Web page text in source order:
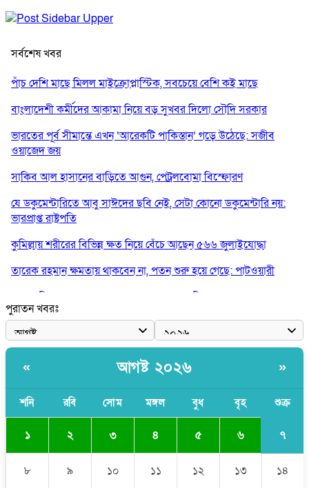
সর্বশেষ খবর
পাঁচ দেশি মাছে মিলল মাইক্রোপ্লাস্টিক, সবচেয়ে বেশি কই মাছে
বাংলাদেশী কর্মীদের আকামা নিয়ে বড় সুখবর দিলো সৌদি সরকার
ভারতের পূর্ব সীমান্তে এখন ‘আরেকটি পাকিস্তান’ গড়ে উঠেছে: সজীব
ওয়াজেদ জয়
সাকিব আল হাসানের বাড়িতে আগুন, পেট্রলবোমা বিস্ফোরণ
যে ডকুমেন্টারিতে আবু সাঈদের ছবি নেই, সেটা কোনো ডকুমেন্টারি নয়:
ভারপ্রাপ্ত রাষ্ট্রপতি
কুমিল্লায় শরীরের বিভিন্ন ক্ষত নিয়ে বেঁচে আছেন ৫৬৬ জুলাইযোদ্ধা
তারেক রহমান ক্ষমতায় থাকবেন না, পতন শুরু হয়ে গেছে: পাটওয়ারী
শেখ হাসিনাকে আর রাখতে চাচ্ছে না ভারত: আসিফ মাহমুদ
জুলাই কোনো শ্রেণি বা গোষ্ঠীর নয়, এটি সর্বস্তরের মানুষের: ড. ইউনূস
আলিয়া মাদ্রাসায় ছাত্রদল-শিবির সংঘর্ষ, হাতে পাইপ মাথায় হেলমেট পড়ে
মাঠে যুবদল নেতা নয়ন
পুরাতন খবরঃ
« আগষ্ট ২০২৬ »
শনি রবি সোম মঙ্গল বুধ বৃহ শুক্র
১ ২ ৩ ৪ ৫ ৬ ৭
৮ ৯ ১০ ১১ ১২ ১৩ ১৪